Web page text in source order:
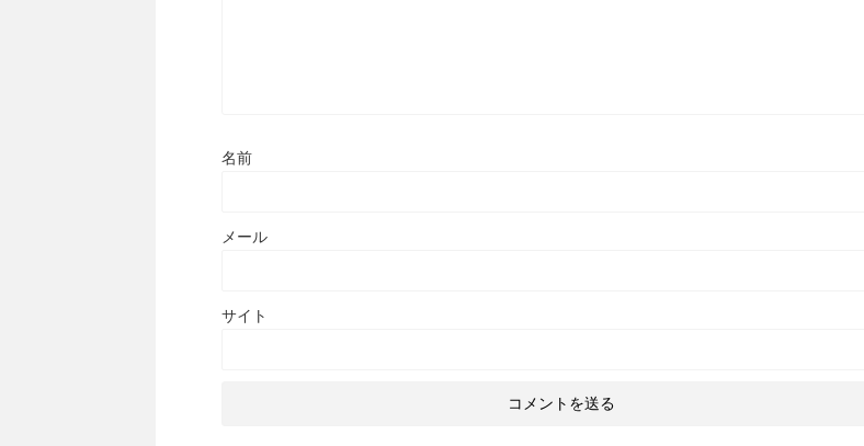
名前
メール
サイト